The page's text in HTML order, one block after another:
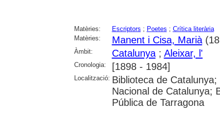
Matèries: Escriptors ; Poetes ; Crítica literària
Matèries:
Manent i Cisa, Marià
Àmbit: Catalunya; Aleixar, l'
Cronologia: [1898 - 1984]
Localització: Biblioteca de
Nacional de Catalunya;
Pública de Tarragona